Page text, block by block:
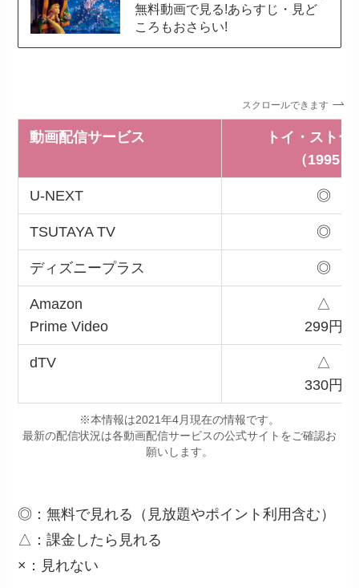
無料動画で見る!あらすじ・見ど
ころもおさらい!
スクロールできます
動画配信サービス
トイ・ストー
（1995）
U-NEXT ◎
TSUTAYA TV ◎
ディズニープラス ◎
Amazon
Prime Video
△
299円
dTV
△
330円
※本情報は2021年4月現在の情報です。
最新の配信状況は各動画配信サービスの公式サイトをご確認お
願いします。
◎：無料で見れる（見放題やポイント利用含む）
△：課金したら見れる
×：見れない